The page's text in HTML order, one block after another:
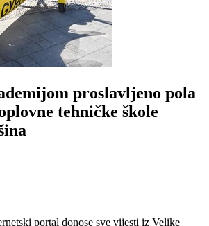
proslavljeno pola
tehničke škole
portal donose sve vijesti iz Velike